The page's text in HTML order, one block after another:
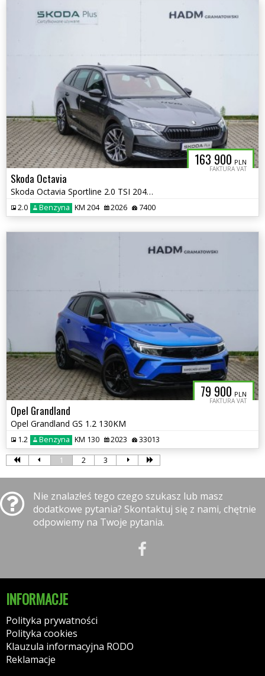
163 900 PLN
FAKTURA VAT
Skoda Octavia
Skoda Octavia Sportline 2.0 TSI 204KM DSG 4X4
2.0 Benzyna KM 204 2026 7400
79 900 PLN
FAKTURA VAT
Opel Grandland
Opel Grandland GS 1.2 130KM
1.2 Benzyna KM 130 2023 33013
1 2 3
Nie znalazłeś tego czego szukasz lub masz
dodatkowe pytania? Skontaktuj się z nami, chętnie
odpowiemy na Twoje pytania.
INFORMACJE
Polityka prywatności
Polityka cookies
Klauzula informacyjna RODO
Reklamacje